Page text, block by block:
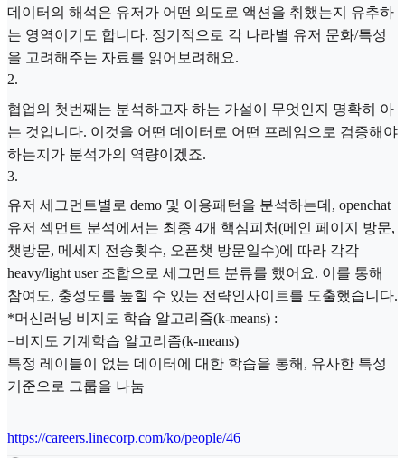
데이터의 해석은 유저가 어떤 의도로 액션을 취했는지 유추하
는 영역이기도 합니다. 정기적으로 각 나라별 유저 문화/특성
을 고려해주는 자료를 읽어보려해요.
2.
협업의 첫번째는 분석하고자 하는 가설이 무엇인지 명확히 아
는 것입니다. 이것을 어떤 데이터로 어떤 프레임으로 검증해야
하는지가 분석가의 역량이겠죠.
3.
유저 세그먼트별로 demo 및 이용패턴을 분석하는데, openchat
유저 섹먼트 분석에서는 최종 4개 핵심피처(메인 페이지 방문,
챗방문, 메세지 전송횟수, 오픈챗 방문일수)에 따라 각각
heavy/light user 조합으로 세그먼트 분류를 했어요. 이를 통해
참여도, 충성도를 높힐 수 있는 전략인사이트를 도출했습니다.
*머신러닝 비지도 학습 알고리즘(k-means) :
=비지도 기계학습 알고리즘(k-means)
특정 레이블이 없는 데이터에 대한 학습을 통해, 유사한 특성
기준으로 그룹을 나눔
https://careers.linecorp.com/ko/people/46